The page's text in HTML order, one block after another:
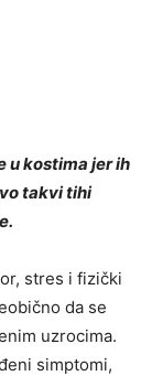
u kostima jer ih
takvi tihi
stres i fizički
da se
uzrocima.
simptomi,